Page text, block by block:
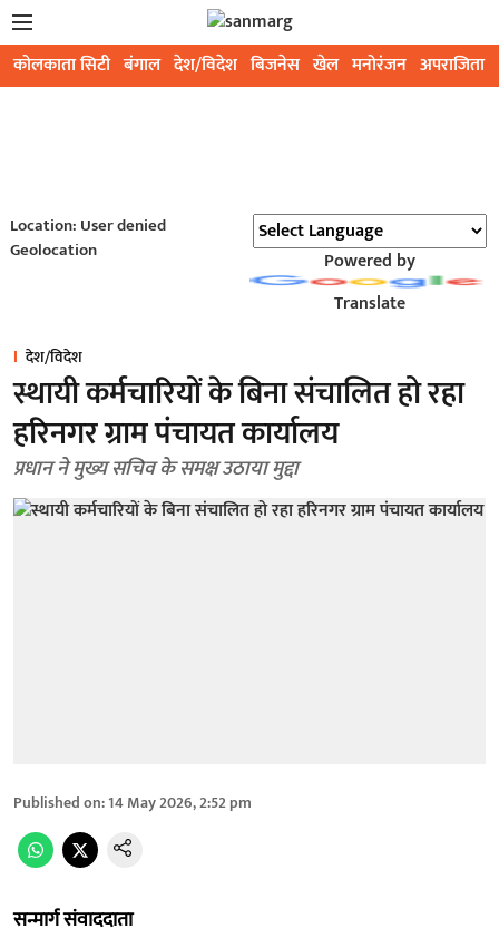
कोलकाता सिटी बंगाल देश/विदेश बिजनेस खेल मनोरंजन अपराजिता
Location: User denied
Geolocation
Powered by
Translate
देश/विदेश
स्थायी कर्मचारियों के बिना संचालित हो रहा
हरिनगर ग्राम पंचायत कार्यालय
प्रधान ने मुख्य सचिव के समक्ष उठाया मुद्दा
Published on:14 May 2026, 2:52 pm
सन्मार्ग संवाददाता